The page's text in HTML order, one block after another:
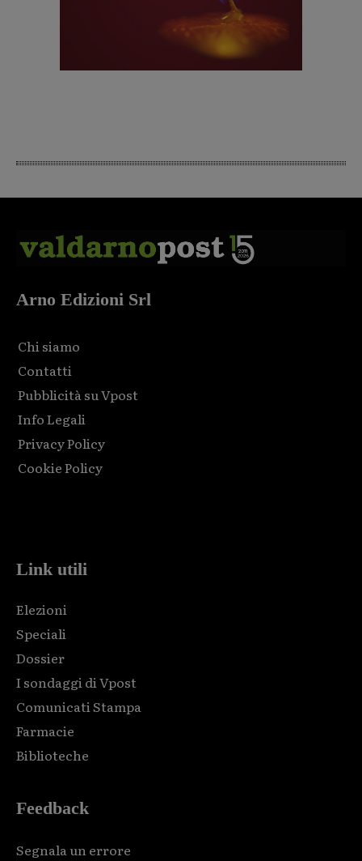
Arno Edizioni Srl
Chi siamo
Contatti
Pubblicità su Vpost
Info Legali
Privacy Policy
Cookie Policy
Link utili
Elezioni
Speciali
Dossier
I sondaggi di Vpost
Comunicati Stampa
Farmacie
Biblioteche
Feedback
Segnala un errore